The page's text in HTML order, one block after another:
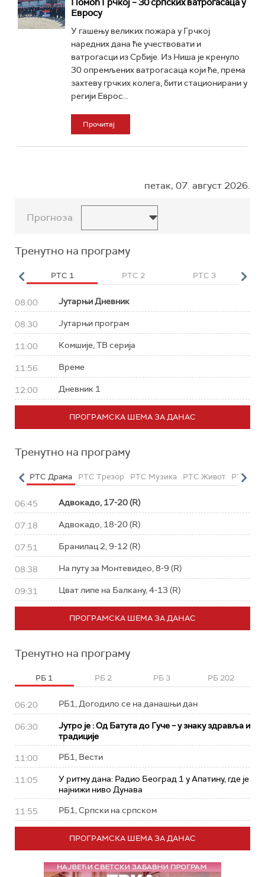
Помоћ Грчкој – 30 српских ватрогасаца у
Евросу
У гашењу великих пожара у Грчкој
наредних дана ће учествовати и
ватрогасци из Србије. Из Ниша је кренуло
30 опремљених ватрогасаца који ће, према
захтеву грчких колега, бити стационирани у
регији Еврос...
Прочитај
петак, 07. август 2026.
Прогноза
Тренутно на програму
РТС 1 РТС 2 РТС 3
08:00 Јутарњи Дневник
08:30 Јутарњи програм
11:00 Комшије, ТВ серија
11:56 Време
12:00 Дневник 1
ПРОГРАМСКА ШЕМА ЗА ДАНАС
Тренутно на програму
РТС Драма РТС Трезор РТС Музика РТС Живот РТС
06:45 Адвокадо, 17-20 (R)
07:18 Адвокадо, 18-20 (R)
07:51 Бранилац 2, 9-12 (R)
08:38 На путу за Монтевидео, 8-9 (R)
09:31 Цват липе на Балкану, 4-13 (R)
ПРОГРАМСКА ШЕМА ЗА ДАНАС
Тренутно на програму
РБ 1 РБ 2 РБ 3 РБ 202
06:20 РБ1, Догодило се на данашњи дан
06:30
Јутро је : Од Батута до Гуче – у знаку здравља и
традиције
11:00 РБ1, Вести
11:05
У ритму дана: Радио Београд 1 у Апатину, где је
најнижи ниво Дунава
11:55 РБ1, Српски на српском
ПРОГРАМСКА ШЕМА ЗА ДАНАС